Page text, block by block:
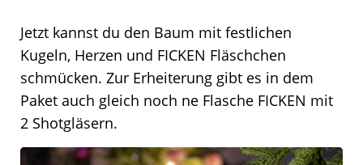
Jetzt kannst du den Baum mit festlichen
Kugeln, Herzen und FICKEN Fläschchen
schmücken. Zur Erheiterung gibt es in dem
Paket auch gleich noch ne Flasche FICKEN mit
2 Shotgläsern.